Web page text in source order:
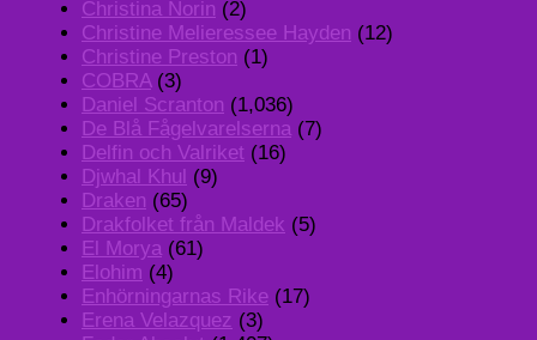
Christina Norin (2)
Christine Melieressee Hayden (12)
Christine Preston (1)
COBRA(3)
Daniel Scranton (1,036)
De Blå Fågelvarelserna (7)
Delfin och Valriket (16)
Djwhal Khul (9)
Draken (65)
Drakfolket från Maldek (5)
El Morya (61)
Elohim (4)
Enhörningarnas Rike (17)
Erena Velazquez (3)